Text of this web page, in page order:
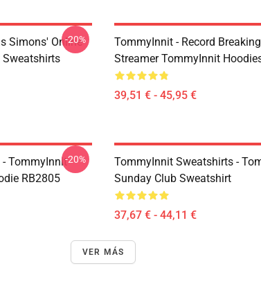
Simons' Online
Sweatshirts
-20%
TommyInnit - Record
Streamer TommyInnit
39,51 € - 45,95 €
TommyInnit
RB2805
-20%
TommyInnit Sweatshirts -
Sunday Club Sweatshirt
37,67 € - 44,11 €
VER MÁS